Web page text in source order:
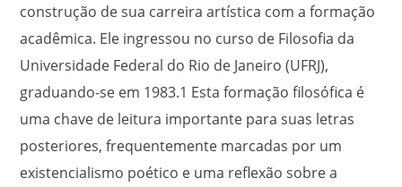
construção de sua carreira artística com a formação
acadêmica. Ele ingressou no curso de Filosofia da
Universidade Federal do Rio de Janeiro (UFRJ),
graduando-se em 1983.1 Esta formação filosófica é
uma chave de leitura importante para suas letras
posteriores, frequentemente marcadas por um
existencialismo poético e uma reflexão sobre a